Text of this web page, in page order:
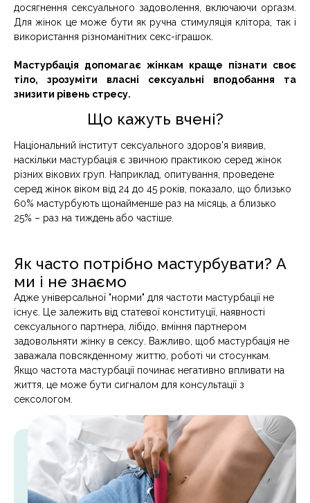
досягнення сексуального задоволення, включаючи оргазм.
Для жінок це може бути як ручна стимуляція клітора, так і
використання різноманітних секс-іграшок.
Мастурбація допомагає жінкам краще пізнати своє
тіло, зрозуміти власні сексуальні вподобання та
знизити рівень стресу.
Що кажуть вчені?
Національний інститут сексуального здоров'я виявив,
наскільки мастурбація є звичною практикою серед жінок
різних вікових груп. Наприклад, опитування, проведене
серед жінок віком від 24 до 45 років, показало, що близько
60% мастурбують щонайменше раз на місяць, а близько
25% – раз на тиждень або частіше.
Як часто потрібно мастурбувати? А
ми і не знаємо
Адже універсальної "норми" для частоти мастурбації не
існує. Це залежить від статевої конституції, наявності
сексуального партнера, лібідо, вміння партнером
задовольняти жінку в сексу. Важливо, щоб мастурбація не
заважала повсякденному життю, роботі чи стосункам.
Якщо частота мастурбації починає негативно впливати на
життя, це може бути сигналом для консультації з
сексологом.